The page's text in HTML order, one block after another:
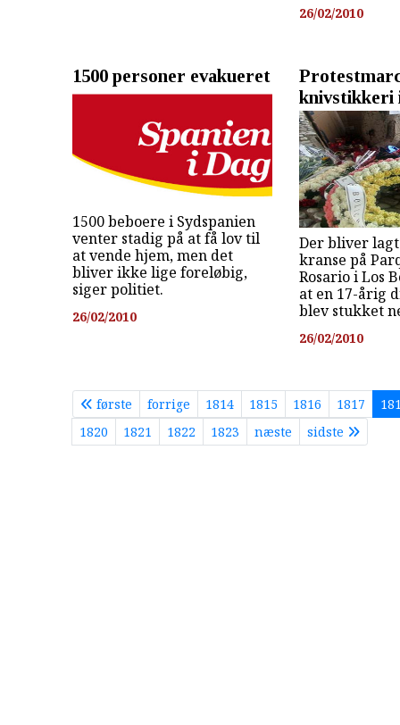
26/02/2010
1500 personer evakueret
1500 beboere i Sydspanien
venter stadig på at få lov til
at vende hjem, men det
bliver ikke lige foreløbig,
siger politiet.
26/02/2010
knivstikkeri
Der bliver
kranse på
Rosario i Los
at en 17-årig
blev stukket
26/02/2010
første forrige 1814 1815 1816 1817
1820
1821 1822 1823 næste sidste